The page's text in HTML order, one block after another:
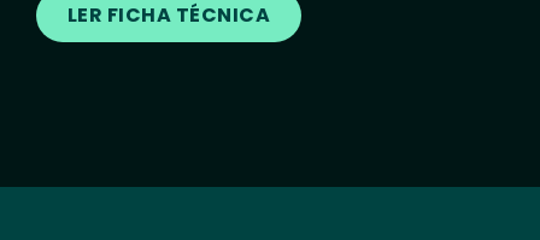
LER FICHA TÉCNICA